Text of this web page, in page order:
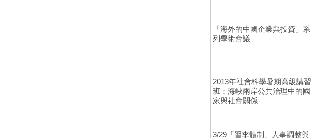
「海外的中國企業與投資」系
列學術會議
2013年社會科學暑期高級講習
班：海峽兩岸公共治理中的國
家與社會關係
3/29「習李體制、人事調整與